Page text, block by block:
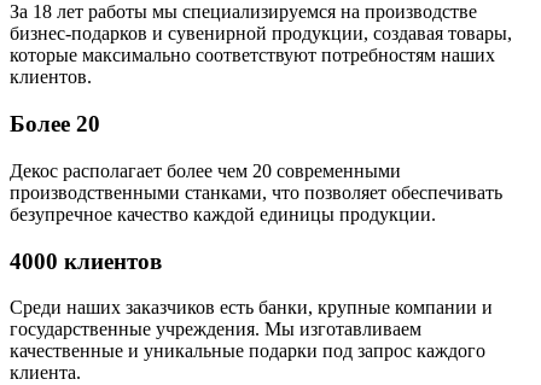
За 18 лет работы мы специализируемся на производстве
бизнес-подарков и сувенирной продукции, создавая товары,
которые максимально соответствуют потребностям наших
клиентов.
Более 20
Декос располагает более чем 20 современными
производственными станками, что позволяет обеспечивать
безупречное качество каждой единицы продукции.
4000 клиентов
Среди наших заказчиков есть банки, крупные компании и
государственные учреждения. Мы изготавливаем
качественные и уникальные подарки под запрос каждого
клиента.